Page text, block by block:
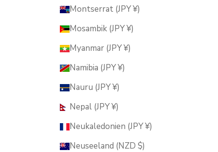
Montserrat (JPY ¥)
Mosambik (JPY ¥)
Myanmar (JPY ¥)
Namibia (JPY ¥)
Nauru (JPY ¥)
Nepal (JPY ¥)
Neukaledonien (JPY ¥)
Neuseeland (NZD $)